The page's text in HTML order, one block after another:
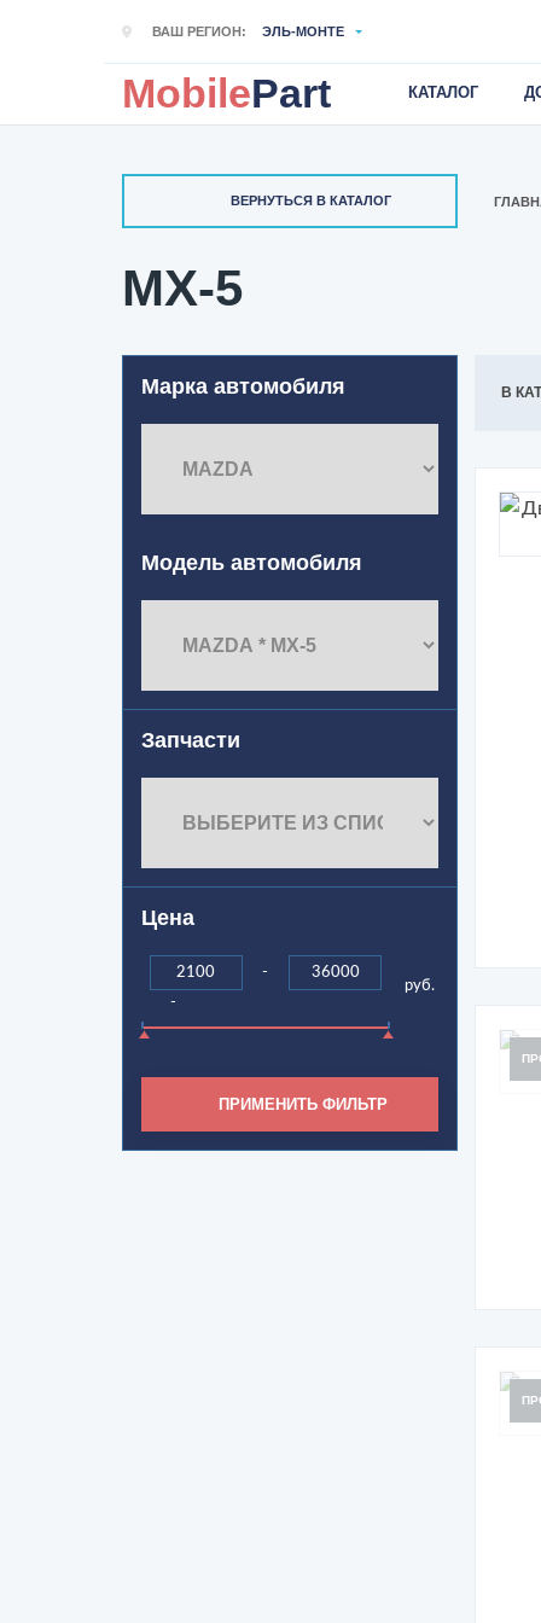
ВАШ РЕГИОН: ЭЛЬ-МОНТЕ
MobilePart КАТАЛОГ
ВЕРНУТЬСЯ В КАТАЛОГ
MX-5
Марка автомобиля
Модель автомобиля
Запчасти
Цена
-
-
руб.
ПРИМЕНИТЬ ФИЛЬТР
В